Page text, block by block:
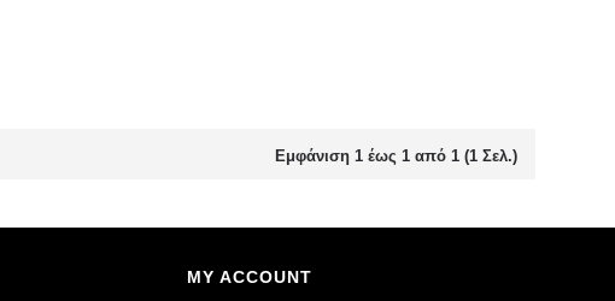
Εμφάνιση 1 έως 1 από 1 (1 Σελ.)
MY ACCOUNT